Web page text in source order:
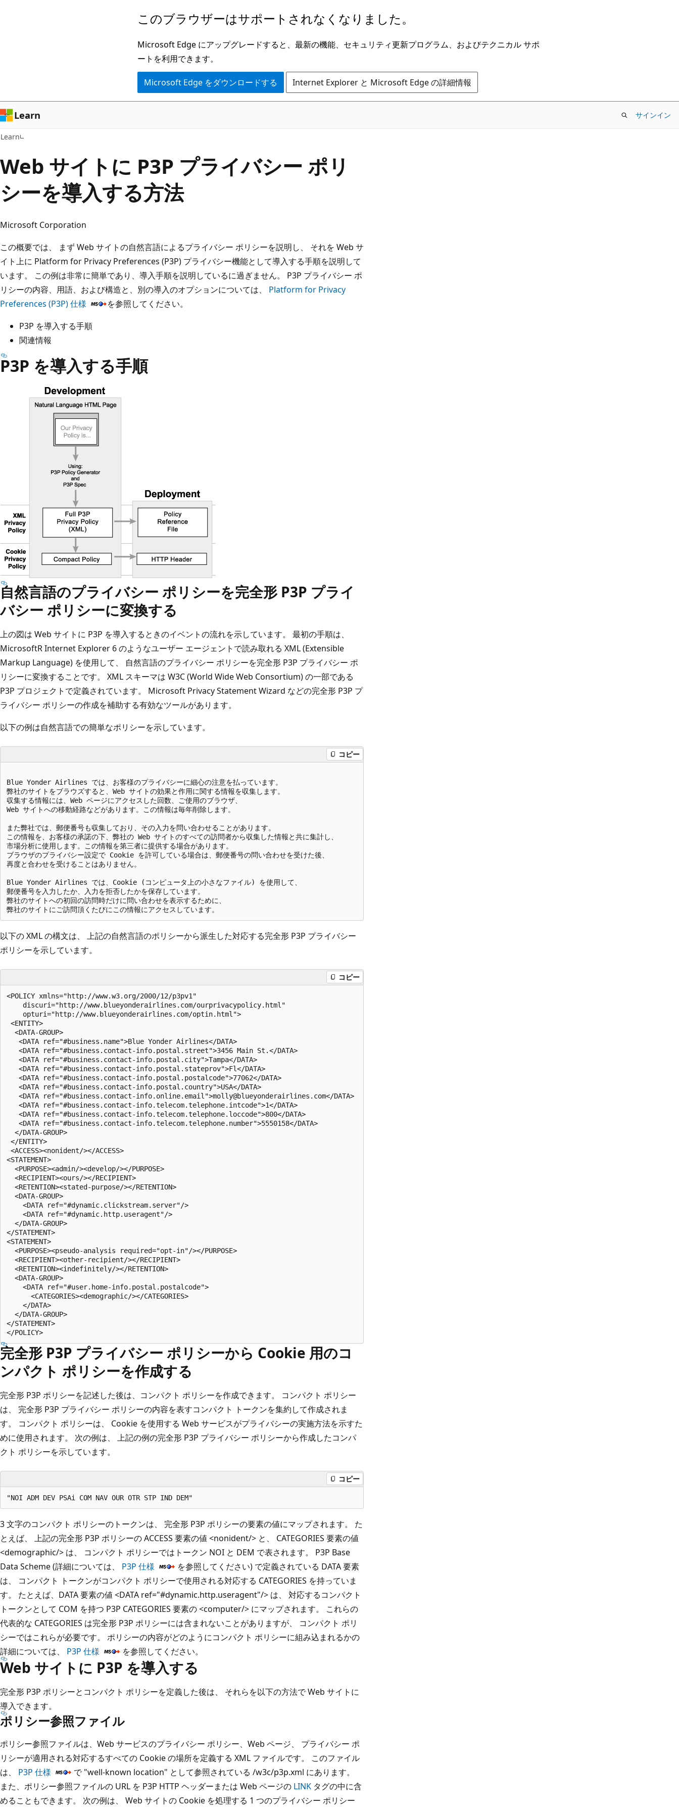
ン
ツ
に
ス
ッ
プ
このブラウザーはサポートされなくなりました。
Microsoft Edge にアップグレードすると、最新の機能、セキュリティ更新プログラム、およびテクニカル サポ
ートを利用できます。
Microsoft Edge をダウンロードする Internet Explorer と Microsoft Edge の詳細情報
Learn サインイン
Learn
Web サイトに P3P プライバシー ポリ
シーを導入する方法
Microsoft Corporation
この概要では、 まず Web サイトの自然言語によるプライバシー ポリシーを説明し、 それを Web サ
イト上に Platform for Privacy Preferences (P3P) プライバシー機能として導入する手順を説明して
います。 この例は非常に簡単であり、導入手順を説明しているに過ぎません。 P3P プライバシー ポ
リシーの内容、用語、および構造と、別の導入のオプションについては、 Platform for Privacy
Preferences (P3P) 仕様
を参照してください。
P3P を導入する手順
関連情報
P3P を導入する手順
自然言語のプライバシー ポリシーを完全形 P3P プライ
バシー ポリシーに変換する
上の図は Web サイトに P3P を導入するときのイベントの流れを示しています。 最初の手順は、
MicrosoftR Internet Explorer 6 のようなユーザー エージェントで読み取れる XML (Extensible
Markup Language) を使用して、 自然言語のプライバシー ポリシーを完全形 P3P プライバシー ポ
リシーに変換することです。 XML スキーマは W3C (World Wide Web Consortium) の一部である
P3P プロジェクトで定義されています。 Microsoft Privacy Statement Wizard などの完全形 P3P プ
ライバシー ポリシーの作成を補助する有効なツールがあります。
以下の例は自然言語での簡単なポリシーを示しています。
コピー
Blue Yonder Airlines では、お客様のプライバシーに細心の注意を払っています。
弊社のサイトをブラウズすると、Web サイトの効果と作用に関する情報を収集します。
収集する情報には、Web ページにアクセスした回数、ご使用のブラウザ、
Web サイトへの移動経路などがあります。この情報は毎年削除します。
また弊社では、郵便番号も収集しており、その入力を問い合わせることがあります。
この情報を、お客様の承諾の下、弊社の Web サイトのすべての訪問者から収集した情報と共に集計し、
市場分析に使用します。この情報を第三者に提供する場合があります。
ブラウザのプライバシー設定で Cookie を許可している場合は、郵便番号の問い合わせを受けた後、
再度と合わせを受けることはありません。
Blue Yonder Airlines では、Cookie (コンピュータ上の小さなファイル) を使用して、
郵便番号を入力したか、入力を拒否したかを保存しています。
弊社のサイトへの初回の訪問時だけに問い合わせを表示するために、
以下の XML の構文は、 上記の自然言語のポリシーから派生した対応する完全形 P3P プライバシー
ポリシーを示しています。
コピー
<POLICY xmlns="http://www.w3.org/2000/12/p3pv1"
    discuri="http://www.blueyonderairlines.com/ourprivacypolicy.html"
    opturi="http://www.blueyonderairlines.com/optin.html">
<ENTITY>
  <DATA-GROUP>
   <DATA ref="#business.name">Blue Yonder Airlines</DATA>
   <DATA ref="#business.contact-info.postal.street">3456 Main St.</DATA>
   <DATA ref="#business.contact-info.postal.city">Tampa</DATA>
   <DATA ref="#business.contact-info.postal.stateprov">Fl</DATA>
   <DATA ref="#business.contact-info.postal.postalcode">77062</DATA>
   <DATA ref="#business.contact-info.postal.country">USA</DATA>
   <DATA ref="#business.contact-info.online.email">molly@blueyonderairlines.com</DATA>
   <DATA ref="#business.contact-info.telecom.telephone.intcode">1</DATA>
   <DATA ref="#business.contact-info.telecom.telephone.loccode">800</DATA>
   <DATA ref="#business.contact-info.telecom.telephone.number">5550158</DATA>
  </DATA-GROUP>
</ENTITY>
<ACCESS><nonident/></ACCESS>
<STATEMENT>
  <PURPOSE><admin/><develop/></PURPOSE>
  <RECIPIENT><ours/></RECIPIENT>
  <RETENTION><stated-purpose/></RETENTION>
  <DATA-GROUP>
    <DATA ref="#dynamic.clickstream.server"/>
    <DATA ref="#dynamic.http.useragent"/>
  </DATA-GROUP>
</STATEMENT>
<STATEMENT>
  <PURPOSE><pseudo-analysis required="opt-in"/></PURPOSE>
  <RECIPIENT><other-recipient/></RECIPIENT>
  <RETENTION><indefinitely/></RETENTION>
  <DATA-GROUP>
    <DATA ref="#user.home-info.postal.postalcode">
      <CATEGORIES><demographic/></CATEGORIES>
    </DATA>
  </DATA-GROUP>
</STATEMENT>
完全形 P3P プライバシー ポリシーから Cookie 用のコ
ンパクト ポリシーを作成する
完全形 P3P ポリシーを記述した後は、コンパクト ポリシーを作成できます。 コンパクト ポリシー
は、 完全形 P3P プライバシー ポリシーの内容を表すコンパクト トークンを集約して作成されま
す。 コンパクト ポリシーは、 Cookie を使用する Web サービスがプライバシーの実施方法を示すた
めに使用されます。 次の例は、 上記の例の完全形 P3P プライバシー ポリシーから作成したコンパ
クト ポリシーを示しています。
コピー
3 文字のコンパクト ポリシーのトークンは、 完全形 P3P ポリシーの要素の値にマップされます。 た
とえば、 上記の完全形 P3P ポリシーの ACCESS 要素の値 <nonident/> と、 CATEGORIES 要素の値
<demographic/> は、 コンパクト ポリシーではトークン NOI と DEM で表されます。 P3P Base
Data Scheme (詳細については、 P3P 仕様
を参照してください) で定義されている DATA 要素
は、 コンパクト トークンがコンパクト ポリシーで使用される対応する CATEGORIES を持っていま
す。 たとえば、DATA 要素の値 <DATA ref="#dynamic.http.useragent"/> は、 対応するコンパクト
トークンとして COM を持つ P3P CATEGORIES 要素の <computer/> にマップされます。 これらの
代表的な CATEGORIES は完全形 P3P ポリシーには含まれないことがありますが、 コンパクト ポリ
シーではこれらが必要です。 ポリシーの内容がどのようにコンパクト ポリシーに組み込まれるかの
詳細については、 P3P 仕様 を参照してください。
Web サイトに P3P を導入する
完全形 P3P ポリシーとコンパクト ポリシーを定義した後は、 それらを以下の方法で Web サイトに
導入できます。
ポリシー参照ファイル
ポリシー参照ファイルは、Web サービスのプライバシー ポリシー、Web ページ、 プライバシー ポ
リシーが適用される対応するすべての Cookie の場所を定義する XML ファイルです。 このファイル
は、 P3P 仕様
で "well-known location" として参照されている /w3c/p3p.xml にあります。
また、ポリシー参照ファイルの URL を P3P HTTP ヘッダーまたは Web ページの LINK タグの中に含
めることもできます。 次の例は、 Web サイトの Cookie を処理する 1 つのプライバシー ポリシー